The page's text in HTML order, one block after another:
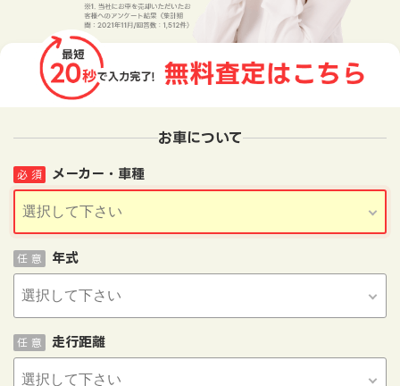
お車について
メーカー・車種
必 須
年式
任 意
走行距離
任 意